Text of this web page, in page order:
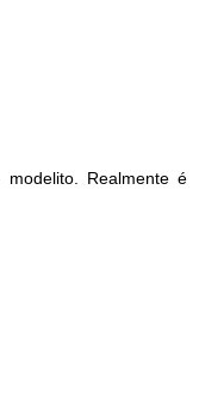
Realmente é